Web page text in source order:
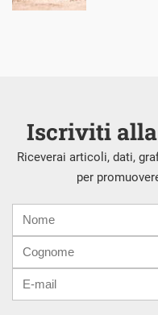
Iscriviti alla
Riceverai articoli, dati,
per
mail